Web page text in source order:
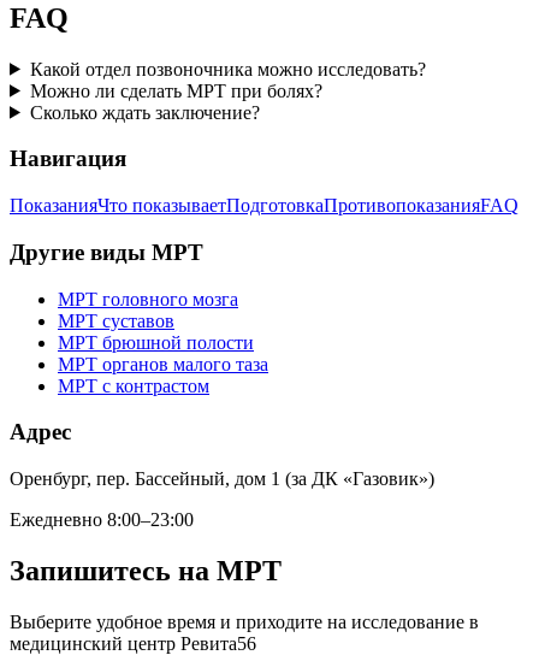
FAQ
Какой отдел позвоночника можно исследовать?
Можно ли сделать МРТ при болях?
Сколько ждать заключение?
Навигация
ПоказанияЧто показываетПодготовкаПротивопоказанияFAQ
Другие виды МРТ
МРТ головного мозга
МРТ суставов
МРТ брюшной полости
МРТ органов малого таза
МРТ с контрастом
Адрес
Оренбург, пер. Бассейный, дом 1 (за ДК «Газовик»)
Ежедневно 8:00–23:00
Запишитесь на МРТ
Выберите удобное время и приходите на исследование в
медицинский центр Ревита56